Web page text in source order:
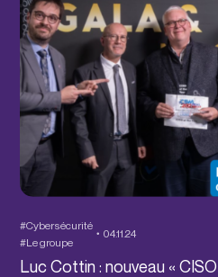
#Cybersécurité
#Le groupe
04.11.24
Luc Cottin : nouveau «